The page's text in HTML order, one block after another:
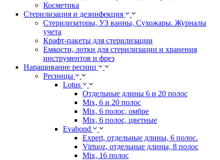
Косметика
Стерилизация и дезинфекция
Стерилизаторы, УЗ ванны, Сухожары. Журналы
учета
Крафт-пакеты для стерилизации
Емкости, лотки для стерилизации и хранения
инструментов и фрез
Наращивание ресниц
Ресницы
Lotus
Отдельные длины 6 и 20 полос
Mix, 6 и 20 полос
Mix, 6 полос, омбре
Mix, 6 полос, цветные
Evabond
Expert, отдельные длины, 6 полос.
Virtuoz, отдельные длины, 8 полос
Mix, 16 полос